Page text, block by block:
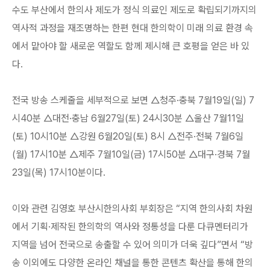
수도 부산에서 한의사 제도가 정식 의료인 제도로 확립되기까지의
역사적 과정을 재조명하는 한편 현대 한의학이 미래 의료 환경 속
에서 맡아야 할 새로운 역할도 함께 제시해 큰 호평을 얻은 바 있
다.
전국 방송 스케줄을 세부적으로 보면 △청주·충북 7월19일(일) 7
시40분 △대전·충남 6월27일(토) 24시30분 △울산 7월11일
(토) 10시10분 △강원 6월20일(토) 8시 △전주·전북 7월6일
(월) 17시10분 △제주 7월10일(금) 17시50분 △대구·경북 7월
23일(목) 17시10분이다.
이와 관련 김영호 부산시한의사회 부회장은 “지역 한의사회 차원
에서 기획·제작된 한의학의 역사와 정통성을 다룬 다큐멘터리가
지역을 넘어 전국으로 송출할 수 있어 의미가 더욱 깊다”면서 “방
송 이외에도 다양한 온라인 채널을 통한 콘텐츠 확산을 통해 한의